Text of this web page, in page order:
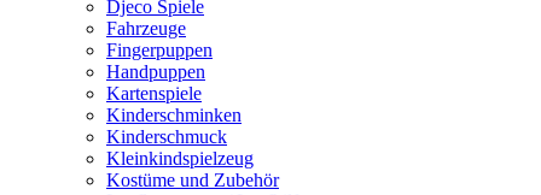
Djeco Spiele
Fahrzeuge
Fingerpuppen
Handpuppen
Kartenspiele
Kinderschminken
Kinderschmuck
Kleinkindspielzeug
Kostüme und Zubehör